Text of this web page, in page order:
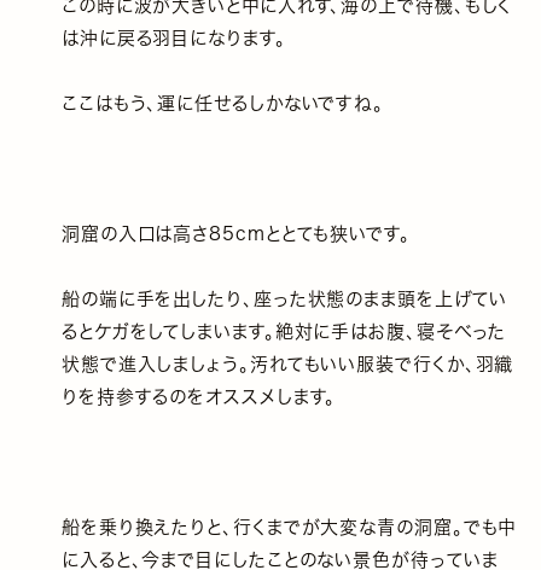
この時に波が大きいと中に入れず、海の上で待機、もしく
は沖に戻る羽目になります。
ここはもう、運に任せるしかないですね。
洞窟の入口は高さ85cmととても狭いです。
船の端に手を出したり、座った状態のまま頭を上げてい
るとケガをしてしまいます。絶対に手はお腹、寝そべった
状態で進入しましょう。汚れてもいい服装で行くか、羽織
りを持参するのをオススメします。
船を乗り換えたりと、行くまでが大変な青の洞窟。でも中
に入ると、今まで目にしたことのない景色が待っていま